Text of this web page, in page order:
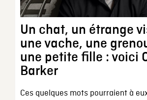
Un chat, un étrange
une vache, une
une petite fille : voici
Barker
Ces quelques mots pourraient à